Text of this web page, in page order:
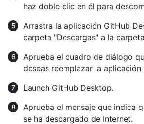
haz doble clic en él para
Arrastra la aplicación GitHub
carpeta "Descargas" a la
Aprueba el cuadro de diálogo
deseas reemplazar la aplicación
Launch GitHub Desktop.
Aprueba el mensaje que indica
se ha descargado de Internet.